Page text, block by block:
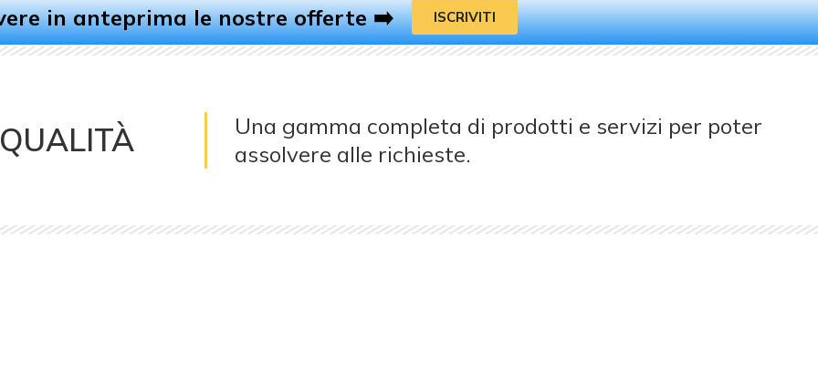
in anteprima le nostre offerte ➡️ ISCRIVITI
Una gamma completa di prodotti e servizi per poter
assolvere alle richieste.